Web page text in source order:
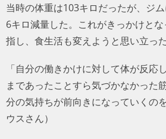
当時の体重は103キロだったが、ジ
6キロ減量した。これがきっかけと
指し、食生活も変えようと思い立った
「自分の働きかけに対して体が反応
まであったことすら気づかなかった
分の気持ちが前向きになっていくの
ウスさん）